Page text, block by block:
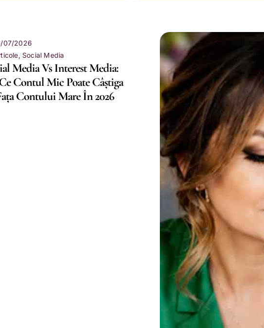
07/2026
, Social Media
Media Vs Interest Media:
Contul Mic Poate Câștiga
Contului Mare În 2026